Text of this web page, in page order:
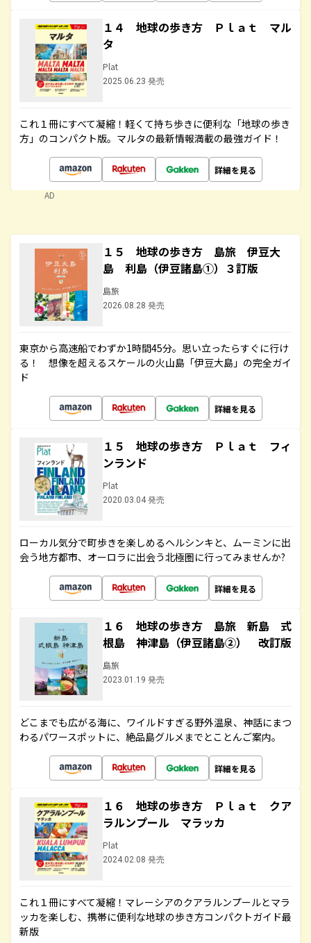
１４ 地球の歩き方 Ｐｌａｔ マル
タ
Plat
2025.06.23 発売
これ１冊にすべて凝縮！軽くて持ち歩きに便利な「地球の歩き
方」のコンパクト版。マルタの最新情報満載の最強ガイド！
詳細を見る
AD
１５ 地球の歩き方 島旅 伊豆大
島 利島（伊豆諸島①）３訂版
島旅
2026.08.28 発売
東京から高速船でわずか1時間45分。思い立ったらすぐに行け
る！ 想像を超えるスケールの火山島「伊豆大島」の完全ガイ
ド
詳細を見る
１５ 地球の歩き方 Ｐｌａｔ フィ
ンランド
Plat
2020.03.04 発売
ローカル気分で町歩きを楽しめるヘルシンキと、ムーミンに出
会う地方都市、オーロラに出会う北極圏に行ってみませんか?
詳細を見る
１６ 地球の歩き方 島旅 新島 式
根島 神津島（伊豆諸島②） 改訂版
島旅
2023.01.19 発売
どこまでも広がる海に、ワイルドすぎる野外温泉、神話にまつ
わるパワースポットに、絶品島グルメまでとことんご案内。
詳細を見る
１６ 地球の歩き方 Ｐｌａｔ クア
ラルンプール マラッカ
Plat
2024.02.08 発売
これ１冊にすべて凝縮！マレーシアのクアラルンプールとマラ
ッカを楽しむ、携帯に便利な地球の歩き方コンパクトガイド最
新版